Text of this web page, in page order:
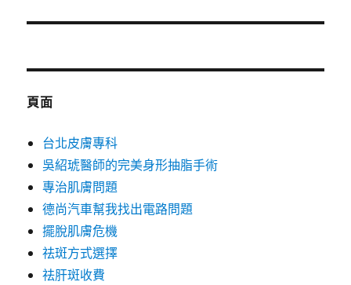
文
頁面
台北皮膚專科
吳紹琥醫師的完美身形抽脂手術
專治肌膚問題
德尚汽車幫我找出電路問題
擺脫肌膚危機
祛斑方式選擇
祛肝斑收費